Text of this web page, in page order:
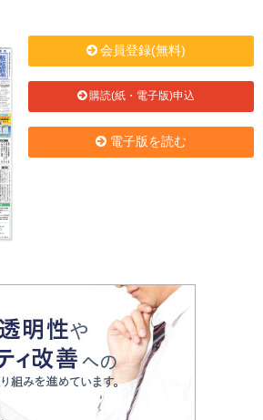
会員登録(無料)
購読(紙・電子版)申込
電子版を読む